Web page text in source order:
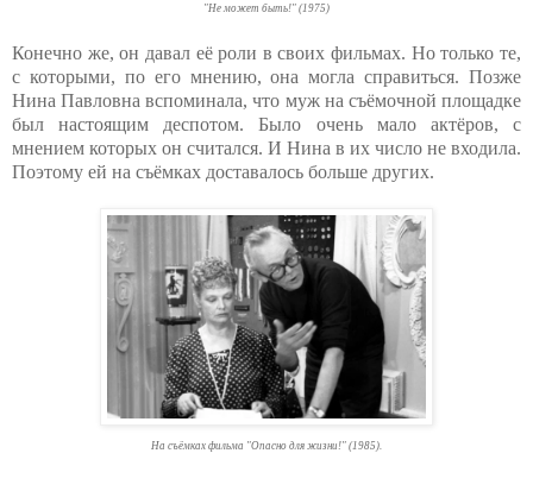
"Не может быть!" (1975)
Конечно же, он давал её роли в своих фильмах. Но только те,
с которыми, по его мнению, она могла справиться. Позже
Нина Павловна вспоминала, что муж на съёмочной площадке
был настоящим деспотом. Было очень мало актёров, с
мнением которых он считался. И Нина в их число не входила.
Поэтому ей на съёмках доставалось больше других.
На съёмках фильма "Опасно для жизни!" (1985).